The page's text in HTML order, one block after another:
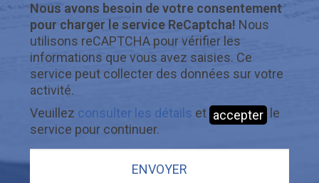
Nous avons besoin de votre consentement
pour charger le service ReCaptcha! Nous
utilisons reCAPTCHA pour vérifier les
informations que vous avez saisies. Ce
service peut collecter des données sur votre
activité.
Veuillez consulter les détails et accepter le
service pour continuer.